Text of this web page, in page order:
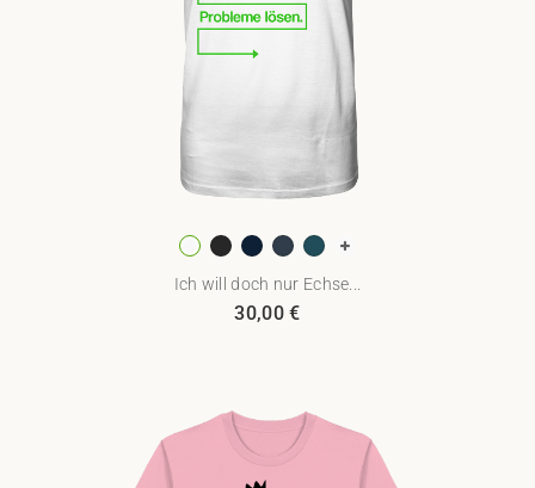
Ich will doch nur Echse...
30,00€